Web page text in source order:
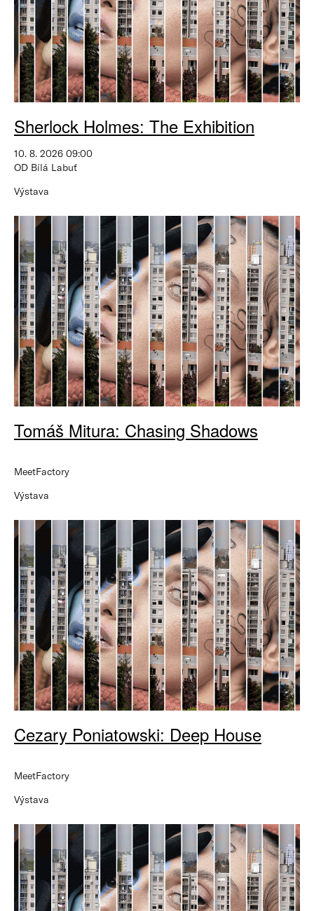
Sherlock Holmes: The Exhibition
10. 8. 2026 09:00
OD Bílá Labuť
Výstava
Tomáš Mitura: Chasing Shadows
MeetFactory
Výstava
Cezary Poniatowski: Deep House
MeetFactory
Výstava